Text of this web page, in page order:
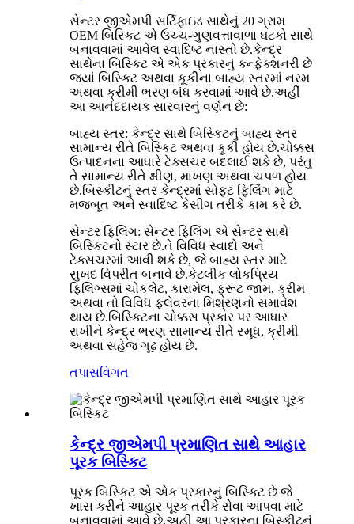
સેન્ટર જીએમપી સર્ટિફાઇડ સાથેનું 20 ગ્રામ
OEM બિસ્કિટ એ ઉચ્ચ-ગુણવત્તાવાળા ઘટકો સાથે
બનાવવામાં આવેલ સ્વાદિષ્ટ નાસ્તો છે.કેન્દ્ર
સાથેના બિસ્કિટ એ એક પ્રકારનું કન્ફેક્શનરી છે
જ્યાં બિસ્કિટ અથવા કૂકીના બાહ્ય સ્તરમાં નરમ
અથવા ક્રીમી ભરણ બંધ કરવામાં આવે છે.અહીં
આ આનંદદાયક સારવારનું વર્ણન છે:
બાહ્ય સ્તર: કેન્દ્ર સાથે બિસ્કિટનું બાહ્ય સ્તર
સામાન્ય રીતે બિસ્કિટ અથવા કૂકી હોય છે.ચોક્કસ
ઉત્પાદનના આધારે ટેક્સચર બદલાઈ શકે છે, પરંતુ
તે સામાન્ય રીતે ક્ષીણ, માખણ અથવા ચપળ હોય
છે.બિસ્કીટનું સ્તર કેન્દ્રમાં સોફ્ટ ફિલિંગ માટે
મજબૂત અને સ્વાદિષ્ટ કેસીંગ તરીકે કામ કરે છે.
સેન્ટર ફિલિંગ: સેન્ટર ફિલિંગ એ સેન્ટર સાથે
બિસ્કિટનો સ્ટાર છે.તે વિવિધ સ્વાદો અને
ટેક્સચરમાં આવી શકે છે, જે બાહ્ય સ્તર માટે
સુખદ વિપરીત બનાવે છે.કેટલીક લોકપ્રિય
ફિલિંગ્સમાં ચોકલેટ, કારામેલ, ફ્રૂટ જામ, ક્રીમ
અથવા તો વિવિધ ફ્લેવરના મિશ્રણનો સમાવેશ
થાય છે.બિસ્કિટના ચોક્કસ પ્રકાર પર આધાર
રાખીને કેન્દ્ર ભરણ સામાન્ય રીતે સ્મૂધ, ક્રીમી
અથવા સહેજ ગૂઢ હોય છે.
તપાસવિગત
કેન્દ્ર જીએમપી પ્રમાણિત સાથે આહાર
પૂરક બિસ્કિટ
પૂરક બિસ્કિટ એ એક પ્રકારનું બિસ્કિટ છે જે
ખાસ કરીને આહાર પૂરક તરીકે સેવા આપવા માટે
બનાવવામાં આવે છે.અહીં આ પ્રકારના બિસ્કીટનું